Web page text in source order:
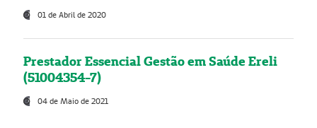
01 de Abril de 2020
Prestador Essencial Gestão em Saúde Ereli
(51004354-7)
04 de Maio de 2021